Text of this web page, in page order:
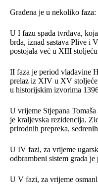
Građena je u nekoliko faza:
U I fazu spada tvrđava,
brda, iznad sastava Plive i
postojala već u XIII
II faza je period vladavine
prelaz iz XIV u XV
u historijskim izvorima
U vrijeme Stjepana Tomaša
je kraljevska rezidencija.
prirodnih prepreka,
U IV fazi, za vrijeme
odbrambeni sistem grada
U V fazi, za vrijeme